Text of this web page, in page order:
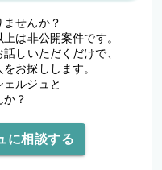
せんか？
は非公開案件です。
話しいただくだけで、
お探しします。
ルジュと
か？
に相談する